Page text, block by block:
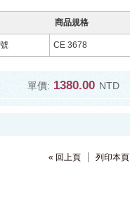
商品規格
CE 3678
單價: 1380.00 NTD
列印本頁
« 回上頁